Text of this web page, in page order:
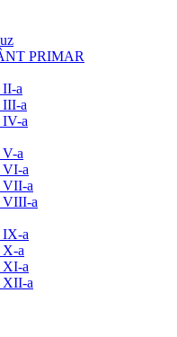
PRIMAR
II-a
III-a
IV-a
V-a
VI-a
VII-a
VIII-a
IX-a
X-a
XI-a
XII-a